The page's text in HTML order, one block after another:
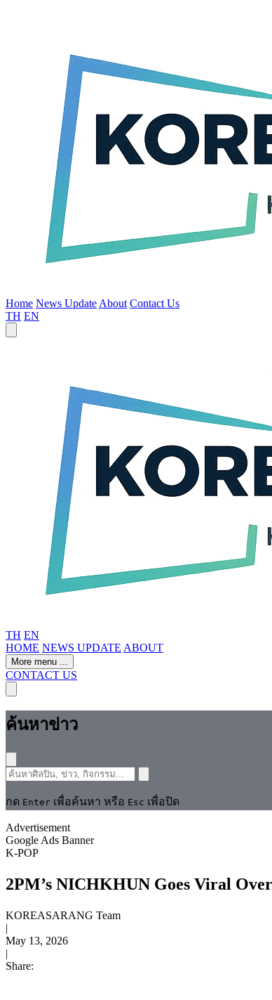
Home News Update About Contact Us
TH EN
TH EN
HOME NEWS UPDATE ABOUT
More menu ...
CONTACT US
ค้นหาข่าว
กด Enter เพื่อค้นหา หรือ Esc เพื่อปิด
Advertisement
Google Ads Banner
K-POP
2PM’s NICHKHUN Goes Viral
KOREASARANG Team
|
May 13, 2026
|
Share: